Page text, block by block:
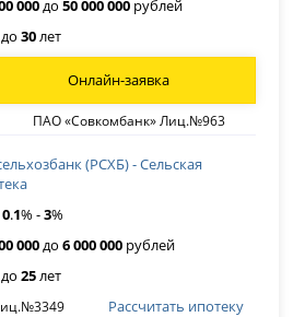
000до50 000 000 рублей
до30лет
ПАО «Совкомбанк» Лиц.№963
Онлайн-заявка
(РСХБ) - Сельская
0.1% -3%
000до6 000 000 рублей
до25лет
Рассчитать ипотеку